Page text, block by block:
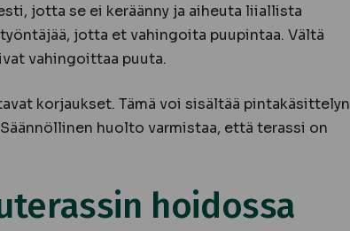
jotta se ei keräänny ja aiheuta liiallista
jotta et vahingoita puupintaa. Vältä
vahingoittaa puuta.
korjaukset. Tämä voi sisältää pintakäsittelyn
huolto varmistaa, että terassi on
hoidossa